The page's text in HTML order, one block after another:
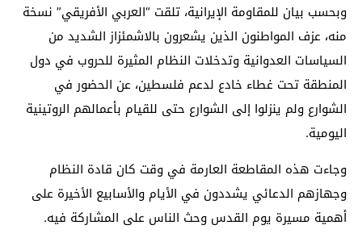
وبحسب بيان للمقاومة الإيرانية، تلقت “العربي الأفريقي” نسخة
منه، عزف المواطنون الذين يشعرون بالاشمئزاز الشديد من
السياسات العدوانية وتدخلات النظام المثيرة للحروب في دول
المنطقة تحت غطاء خادع لدعم فلسطين، عن الحضور في
الشوارع ولم ينزلوا إلى الشوارع حتى للقيام بأعمالهم الروتينية
اليومية.
وجاءت هذه المقاطعة العارمة في وقت كان قادة النظام
وجهازهم الدعائي يشددون في الأيام والأسابيع الأخيرة على
أهمية مسيرة يوم القدس وحث الناس على المشاركة فيه.